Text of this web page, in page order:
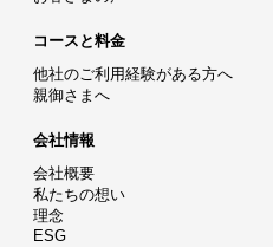
コースと料金
他社のご利用経験がある方へ
親御さまへ
会社情報
会社概要
私たちの想い
理念
ESG